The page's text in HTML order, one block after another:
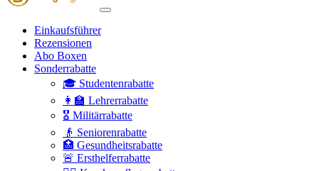
Einkaufsführer
Rezensionen
Abo Boxen
Sonderrabatte
🎓 Studentenrabatte
👩‍🏫 Lehrerrabatte
🎖️ Militärrabatte
👴 Seniorenrabatte
🏥 Gesundheitsrabatte
🚨 Ersthelferrabatte